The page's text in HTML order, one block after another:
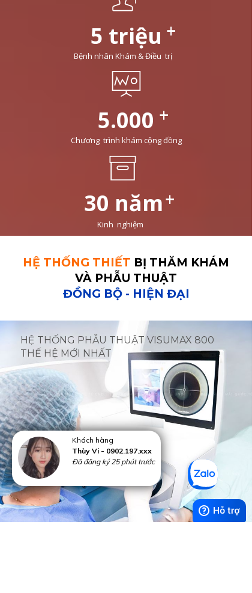
5 triệu
Bệnh nhân Khám & Điều trị
+
30 năm
Kinh nghiệm
+
5.000
Chương trình khám cộng đồng
+
HỆ THỐNG PHẪU THUẬT VISUMAX 800
THẾ HỆ MỚI NHẤT
HỆ THỐNG THIẾT BỊ THĂM KHÁM
VÀ PHẪU THUẬT
ĐỒNG BỘ - HIỆN ĐẠI
Khách hàng
Thùy Vi - 0902.197.xxx
Đã đăng ký 25 phút trước